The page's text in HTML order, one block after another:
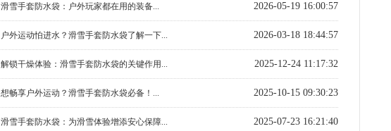
2026-05-19 16:00:57
滑雪手套防水袋：户外玩家都在用的装备...
2026-03-18 18:44:57
户外运动怕进水？滑雪手套防水袋了解一下...
2025-12-24 11:17:32
解锁干燥体验：滑雪手套防水袋的关键作用...
2025-10-15 09:30:23
想畅享户外运动？滑雪手套防水袋必备！...
2025-07-23 16:21:40
滑雪手套防水袋：为滑雪体验增添安心保障...